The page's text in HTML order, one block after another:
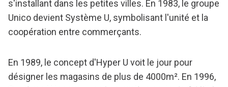
s'installant dans les petites villes. En 1983, le groupe
Unico devient Système U, symbolisant l'unité et la
coopération entre commerçants.
En 1989, le concept d'Hyper U voit le jour pour
désigner les magasins de plus de 4000m². En 1996,